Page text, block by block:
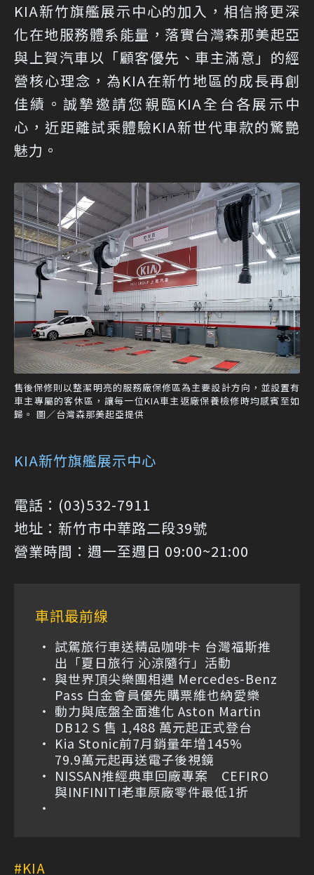
KIA新竹旗艦展示中心的加入，相信將更深
化在地服務體系能量，落實台灣森那美起亞
與上賀汽車以「顧客優先、車主滿意」的經
營核心理念，為KIA在新竹地區的成長再創
佳績。誠摯邀請您親臨KIA全台各展示中
心，近距離試乘體驗KIA新世代車款的驚艷
魅力。
售後保修則以整潔明亮的服務廠保修區為主要設計方向，並設置有
車主專屬的客休區，讓每一位KIA車主返廠保養檢修時均感賓至如
歸。 圖／台灣森那美起亞提供
KIA新竹旗艦展示中心
電話：(03)532-7911
地址：新竹市中華路二段39號
營業時間：週一至週日 09:00~21:00
車訊最前線
試駕旅行車送精品咖啡卡 台灣福斯推
出「夏日旅行 沁涼隨行」活動
與世界頂尖樂團相遇 Mercedes-Benz
Pass 白金會員優先購票維也納愛樂
動力與底盤全面進化 Aston Martin
DB12 S 售 1,488 萬元起正式登台
Kia Stonic前7月銷量年增145%
79.9萬元起再送電子後視鏡
NISSAN推經典車回廠專案 CEFIRO
與INFINITI老車原廠零件最低1折
KIA